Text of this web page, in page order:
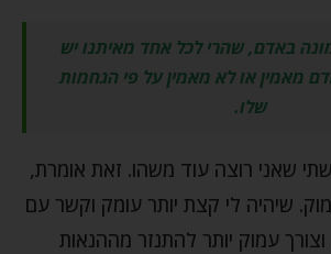
באדם, שהרי לכל אחד מאיתנו יש
מאמין או לא מאמין על פי הגחמות
שלו.
שאני רוצה עוד משהו. זאת אומרת,
שיהיה לי קצת יותר עומק וקשר עם
עמוק יותר להתנזר מההנאות